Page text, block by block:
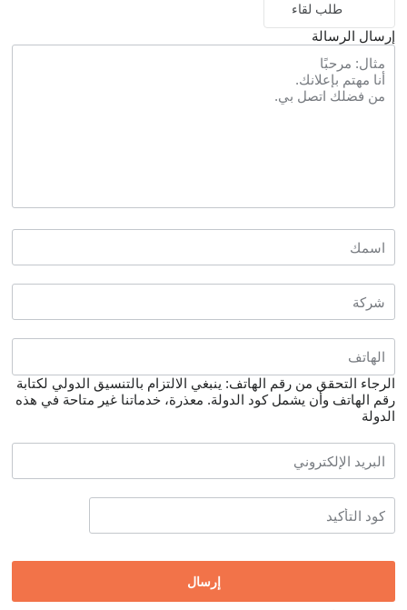
طلب لقاء
إرسال الرسالة
الرجاء التحقق من رقم الهاتف: ينبغي الالتزام بالتنسيق الدولي لكتابة
رقم الهاتف وأن يشمل كود الدولة. معذرة، خدماتنا غير متاحة في هذه
الدولة